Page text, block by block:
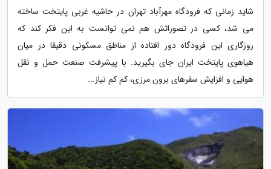
شاید زمانی که فرودگاه مهرآباد تهران در حاشیه غربی پایتخت ساخته
می شد، کسی در تصوراتش هم نمی توانست به این فکر کند که
روزگاری این فرودگاه دور افتاده از مناطق مسکونی دقیقا در میان
هیاهوی پایتخت ایران جای بگیرید. با پیشرفت صنعت حمل و نقل
هوایی و افزایش سفرهای برون مرزی، کم کم نیاز...